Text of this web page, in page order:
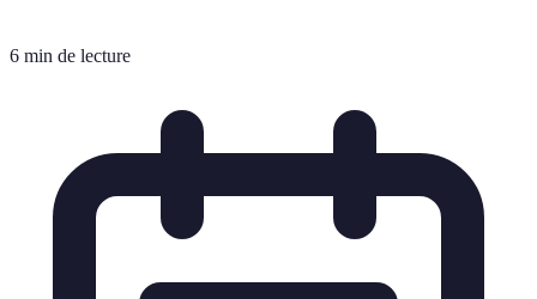
6 min de lecture